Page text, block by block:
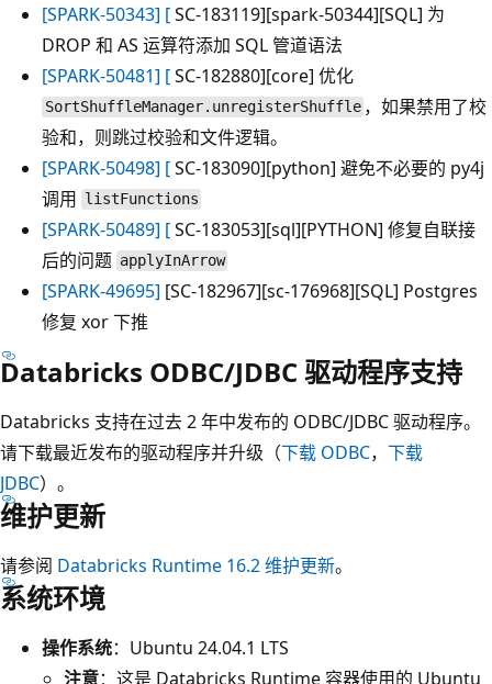
[SPARK-50343] [SC-183119][spark-50344][SQL] 为
DROP 和 AS 运算符添加 SQL 管道语法
[SPARK-50481] [SC-182880][core] 优化
SortShuffleManager.unregisterShuffle ，如果禁用了校
验和，则跳过校验和文件逻辑。
[SPARK-50498] [SC-183090][python] 避免不必要的 py4j
调用 listFunctions
[SPARK-50489] [SC-183053][sql][PYTHON] 修复自联接
后的问题 applyInArrow
[SPARK-49695] [SC-182967][sc-176968][SQL] Postgres
修复 xor 下推
Databricks ODBC/JDBC 驱动程序支持
Databricks 支持在过去 2 年中发布的 ODBC/JDBC 驱动程序。
请下载最近发布的驱动程序并升级（下载 ODBC， 下载
JDBC）。
维护更新
请参阅 Databricks Runtime 16.2 维护更新。
系统环境
操作系统：Ubuntu 24.04.1 LTS
注意：这是 Databricks Runtime 容器使用的 Ubuntu